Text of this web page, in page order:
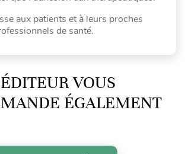
aux patients et à leurs proches
de santé.
VOUS
ÉGALEMENT